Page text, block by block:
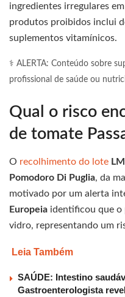
ingredientes irregulares
produtos proibidos inclui
suplementos vitamínicos.
⚕️ ALERTA: Conteúdo sobre
profissional de saúde ou
Qual o risco
de tomate
O recolhimento do lote
Pomodoro Di Puglia, da
motivado por um alerta
Europeia identificou que o
vidro, representando um
Leia Também
SAÚDE: Intestino
Gastroenterologista